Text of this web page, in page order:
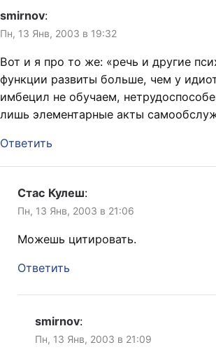
smirnov:
Пн, 13 Янв, 2003 в 19:32
Вот и я про то же: «речь и другие
функции развиты больше, чем у
имбецил не обучаем,
лишь элементарные акты
Ответить
Стас Кулеш:
Пн, 13 Янв, 2003 в 21:06
Можешь цитировать.
Ответить
smirnov:
Пн, 13 Янв, 2003 в 21:09